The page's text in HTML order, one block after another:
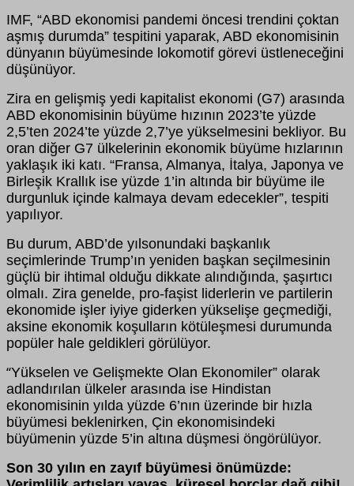
IMF, “ABD ekonomisi pandemi öncesi trendini çoktan
aşmış durumda” tespitini yaparak, ABD ekonomisinin
dünyanın büyümesinde lokomotif görevi üstleneceğini
düşünüyor.
Zira en gelişmiş yedi kapitalist ekonomi (G7) arasında
ABD ekonomisinin büyüme hızının 2023’te yüzde
2,5’ten 2024’te yüzde 2,7’ye yükselmesini bekliyor. Bu
oran diğer G7 ülkelerinin ekonomik büyüme hızlarının
yaklaşık iki katı. “Fransa, Almanya, İtalya, Japonya ve
Birleşik Krallık ise yüzde 1’in altında bir büyüme ile
durgunluk içinde kalmaya devam edecekler”, tespiti
yapılıyor.
Bu durum, ABD’de yılsonundaki başkanlık
seçimlerinde Trump’ın yeniden başkan seçilmesinin
güçlü bir ihtimal olduğu dikkate alındığında, şaşırtıcı
olmalı. Zira genelde, pro-faşist liderlerin ve partilerin
ekonomide işler iyiye giderken yükselişe geçmediği,
aksine ekonomik koşulların kötüleşmesi durumunda
popüler hale geldikleri görülüyor.
“Yükselen ve Gelişmekte Olan Ekonomiler” olarak
adlandırılan ülkeler arasında ise Hindistan
ekonomisinin yılda yüzde 6’nın üzerinde bir hızla
büyümesi beklenirken, Çin ekonomisindeki
büyümenin yüzde 5’in altına düşmesi öngörülüyor.
Son 30 yılın en zayıf büyümesi önümüzde: